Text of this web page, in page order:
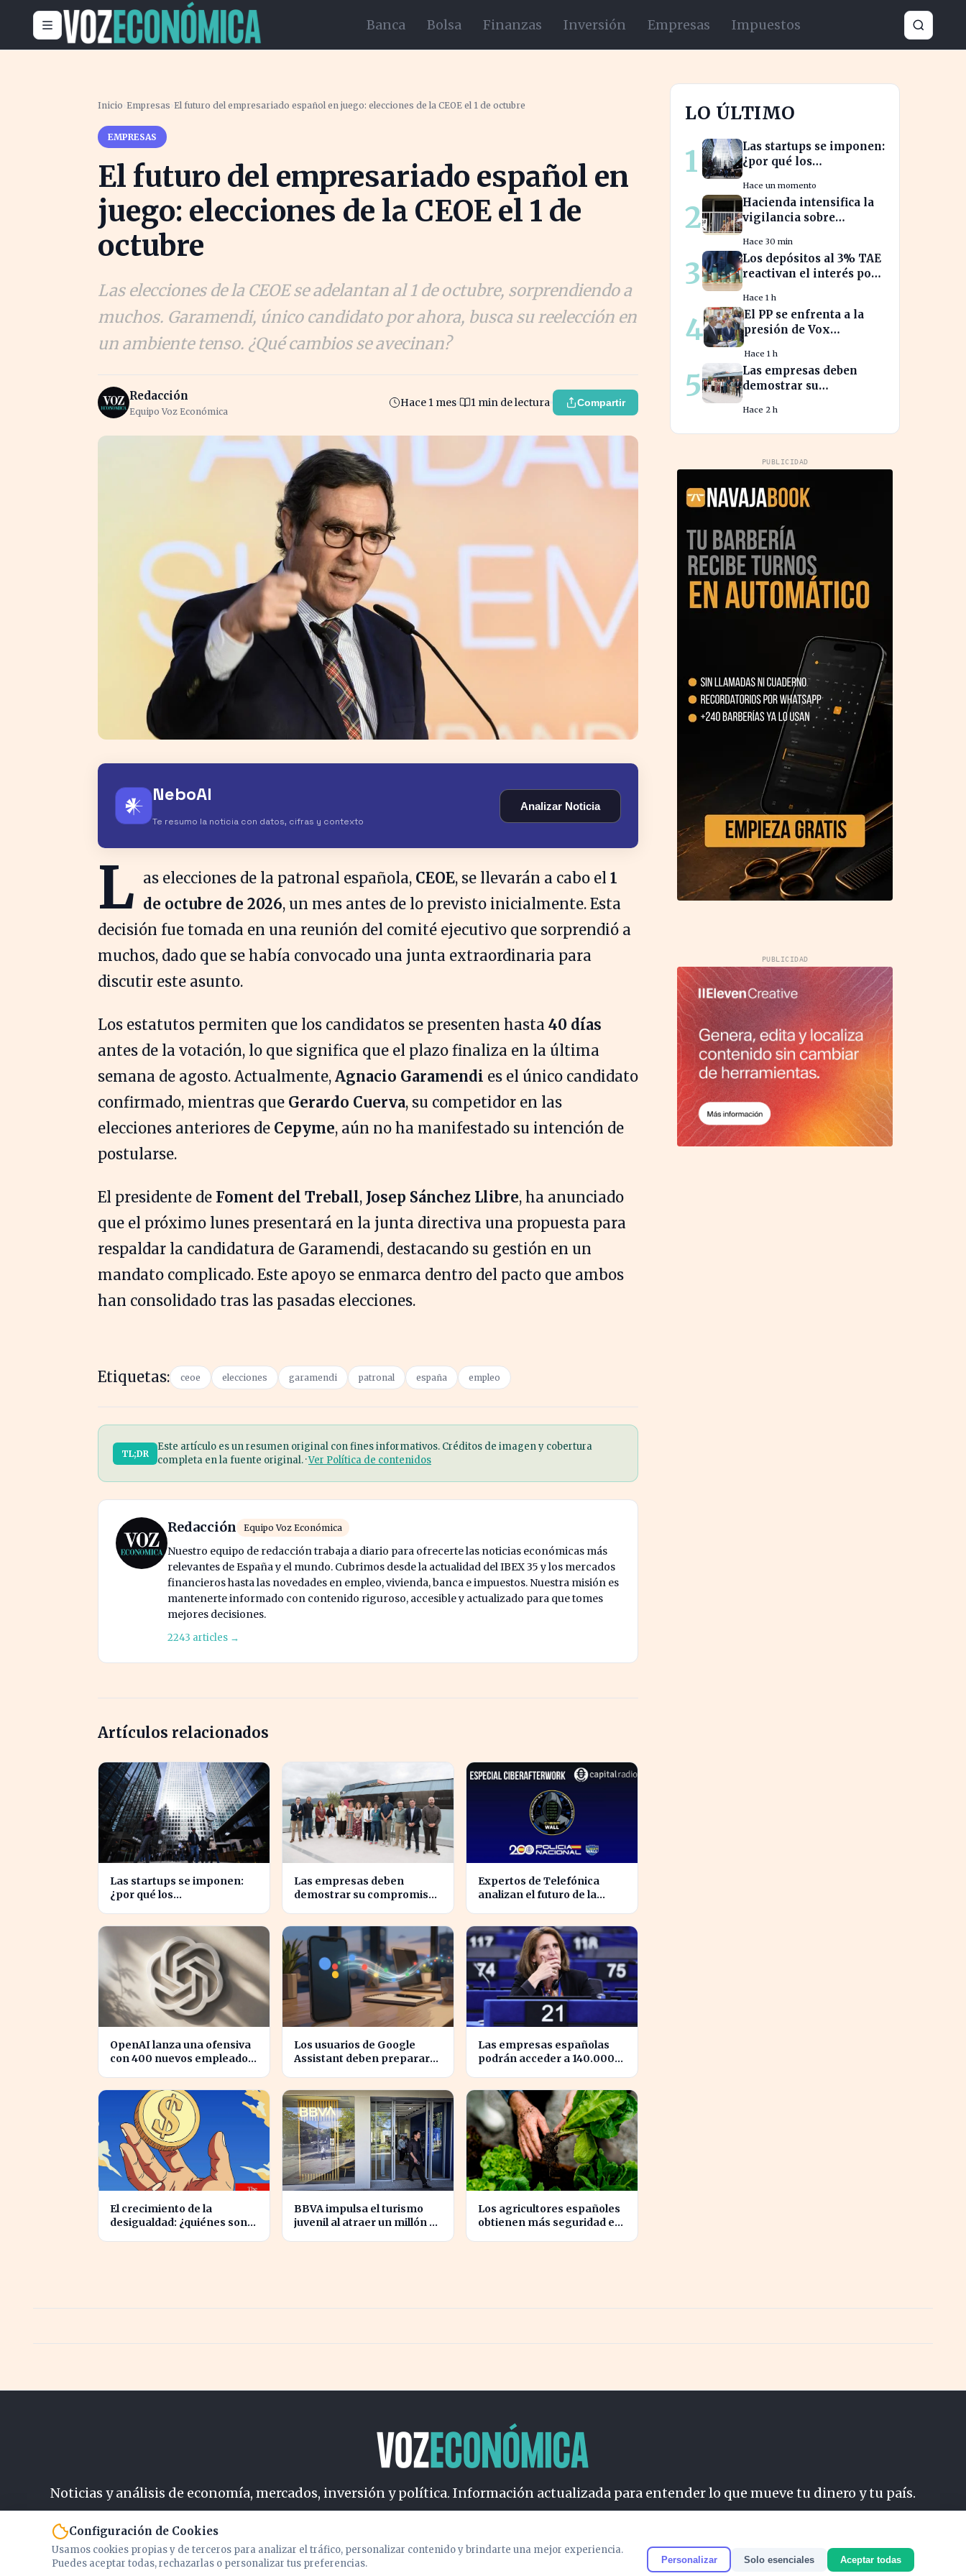
Banca Bolsa Finanzas Inversión Empresas Impuestos
Inicio ›Empresas ›El futuro del empresariado español en juego: elecciones de la CEOE el 1 de octubre
EMPRESAS
El futuro del empresariado español en
juego: elecciones de la CEOE el 1 de
octubre
Las elecciones de la CEOE se adelantan al 1 de octubre, sorprendiendo a
muchos. Garamendi, único candidato por ahora, busca su reelección en
un ambiente tenso. ¿Qué cambios se avecinan?
Redacción
Equipo Voz Económica
Hace 1 mes 1 min de lectura Compartir
𒀭 NeboAI
Te resumo la noticia con datos, cifras y contexto
Analizar Noticia
L as elecciones de la patronal española, CEOE, se llevarán a cabo el 1
de octubre de 2026, un mes antes de lo previsto inicialmente. Esta
decisión fue tomada en una reunión del comité ejecutivo que sorprendió a
muchos, dado que se había convocado una junta extraordinaria para
discutir este asunto.
Los estatutos permiten que los candidatos se presenten hasta 40 días
antes de la votación, lo que significa que el plazo finaliza en la última
semana de agosto. Actualmente, Agnacio Garamendi es el único candidato
confirmado, mientras que Gerardo Cuerva, su competidor en las
elecciones anteriores de Cepyme, aún no ha manifestado su intención de
postularse.
El presidente de Foment del Treball, Josep Sánchez Llibre, ha anunciado
que el próximo lunes presentará en la junta directiva una propuesta para
respaldar la candidatura de Garamendi, destacando su gestión en un
mandato complicado. Este apoyo se enmarca dentro del pacto que ambos
han consolidado tras las pasadas elecciones.
Etiquetas: ceoe elecciones garamendi patronal españa empleo
TL;DR
Este artículo es un resumen original con fines informativos. Créditos de imagen y cobertura
completa en la fuente original. ·Ver Política de contenidos
Redacción Equipo Voz Económica
Nuestro equipo de redacción trabaja a diario para ofrecerte las noticias económicas más
relevantes de España y el mundo. Cubrimos desde la actualidad del IBEX 35 y los mercados
financieros hasta las novedades en empleo, vivienda, banca e impuestos. Nuestra misión es
mantenerte informado con contenido riguroso, accesible y actualizado para que tomes
mejores decisiones.
2243 articles →
Artículos relacionados
Las startups se imponen:
¿por qué los
rezagados?
Las empresas deben
demostrar su compromiso
Expertos de Telefónica
analizan el futuro de la
OpenAI lanza una ofensiva
con 400 nuevos empleados
Los usuarios de Google
Assistant deben prepararse
Las empresas españolas
podrán acceder a 140.000
El crecimiento de la
desigualdad: ¿quiénes son
BBVA impulsa el turismo
juvenil al atraer un millón de
Los agricultores españoles
obtienen más seguridad en
LO ÚLTIMO
1
Las startups se imponen:
¿por qué los
tradicionales quedan
rezagados?
Hace un momento
2
Hacienda intensifica la
vigilancia sobre
para combatir el fraude
Hace 30 min
3
Los depósitos al 3% TAE
reactivan el interés por
Hace 1 h
4
El PP se enfrenta a la
presión de Vox
crisis migratoria en
Ceuta
Hace 1 h
5
Las empresas deben
demostrar su
sostenibilidad para
evitar sanciones
Hace 2 h
PUBLICIDAD
PUBLICIDAD
Noticias y análisis de economía, mercados, inversión y política. Información actualizada para entender lo que mueve tu dinero y tu país.
Configuración de Cookies
Usamos cookies propias y de terceros para analizar el tráfico, personalizar contenido y brindarte una mejor experiencia.
Puedes aceptar todas, rechazarlas o personalizar tus preferencias.
Personalizar Solo esenciales Aceptar todas